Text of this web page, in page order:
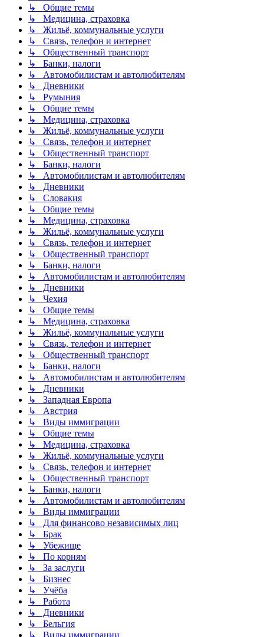
↳ Общие темы
↳ Медицина, страховка
↳ Жильё, коммунальные услуги
↳ Связь, телефон и интернет
↳ Общественный транспорт
↳ Банки, налоги
↳ Автомобилистам и автолюбителям
↳ Дневники
↳ Румыния
↳ Общие темы
↳ Медицина, страховка
↳ Жильё, коммунальные услуги
↳ Связь, телефон и интернет
↳ Общественный транспорт
↳ Банки, налоги
↳ Автомобилистам и автолюбителям
↳ Дневники
↳ Словакия
↳ Общие темы
↳ Медицина, страховка
↳ Жильё, коммунальные услуги
↳ Связь, телефон и интернет
↳ Общественный транспорт
↳ Банки, налоги
↳ Автомобилистам и автолюбителям
↳ Дневники
↳ Чехия
↳ Общие темы
↳ Медицина, страховка
↳ Жильё, коммунальные услуги
↳ Связь, телефон и интернет
↳ Общественный транспорт
↳ Банки, налоги
↳ Автомобилистам и автолюбителям
↳ Дневники
↳ Западная Европа
↳ Австрия
↳ Виды иммиграции
↳ Общие темы
↳ Медицина, страховка
↳ Жильё, коммунальные услуги
↳ Связь, телефон и интернет
↳ Общественный транспорт
↳ Банки, налоги
↳ Автомобилистам и автолюбителям
↳ Виды иммиграции
↳ Для финансово независимых лиц
↳ Брак
↳ Убежище
↳ По корням
↳ За заслуги
↳ Бизнес
↳ Учёба
↳ Работа
↳ Дневники
↳ Бельгия
↳ Виды иммиграции